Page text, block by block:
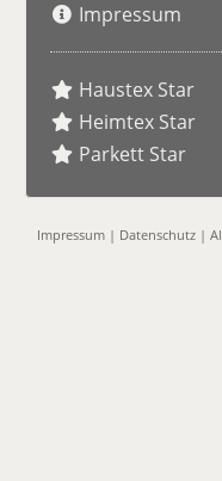
Impressum
Haustex Star
Heimtex Star
Parkett Star
Impressum | Datenschutz |